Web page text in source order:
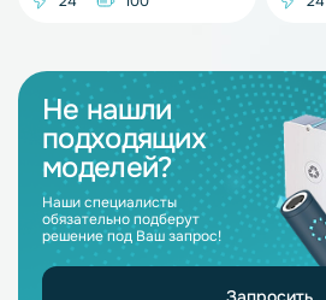
Не нашли
подходящих
моделей?
Наши специалисты
обязательно подберут
решение под Ваш запрос!